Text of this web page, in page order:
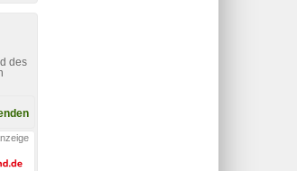
des